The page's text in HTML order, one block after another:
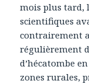
mois plus tard,
scientifiques
contrairement
régulièrement
d’hécatombe
zones rurales,